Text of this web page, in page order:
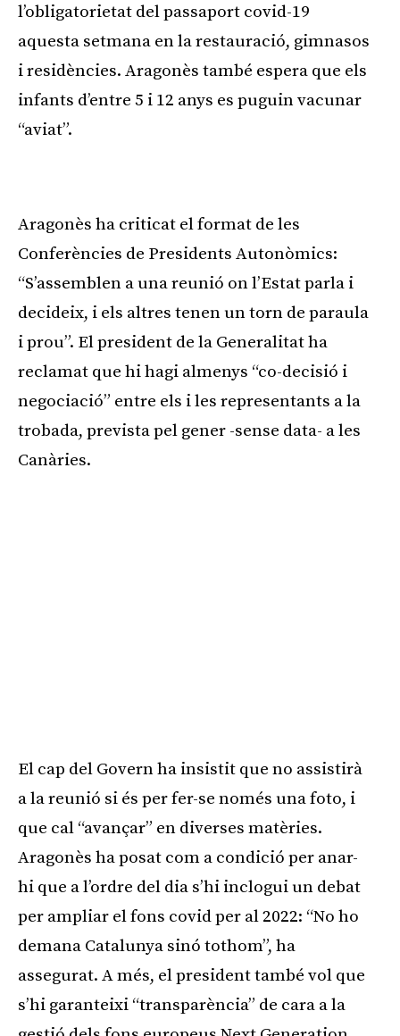
l’obligatorietat del passaport covid-19
aquesta setmana en la restauració, gimnasos
i residències. Aragonès també espera que els
infants d’entre 5 i 12 anys es puguin vacunar
“aviat”.
Aragonès ha criticat el format de les
Conferències de Presidents Autonòmics:
“S’assemblen a una reunió on l’Estat parla i
decideix, i els altres tenen un torn de paraula
i prou”. El president de la Generalitat ha
reclamat que hi hagi almenys “co-decisió i
negociació” entre els i les representants a la
trobada, prevista pel gener -sense data- a les
Canàries.
El cap del Govern ha insistit que no assistirà
a la reunió si és per fer-se només una foto, i
que cal “avançar” en diverses matèries.
Aragonès ha posat com a condició per anar-
hi que a l’ordre del dia s’hi inclogui un debat
per ampliar el fons covid per al 2022: “No ho
demana Catalunya sinó tothom”, ha
assegurat. A més, el president també vol que
s’hi garanteixi “transparència” de cara a la